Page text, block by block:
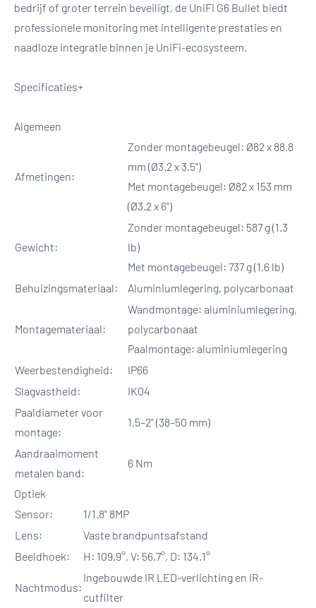
bedrijf of groter terrein beveiligt, de UniFi G6 Bullet biedt
professionele monitoring met intelligente prestaties en
naadloze integratie binnen je UniFi-ecosysteem.
Specificaties+
Algemeen
Afmetingen:
Zonder montagebeugel: Ø82 x 88.8
mm (Ø3.2 x 3.5")
Met montagebeugel: Ø82 x 153 mm
(Ø3.2 x 6")
Gewicht:
Zonder montagebeugel: 587 g (1.3
lb)
Met montagebeugel: 737 g (1.6 lb)
Behuizingsmateriaal:
Aluminiumlegering, polycarbonaat
Montagemateriaal:
Wandmontage: aluminiumlegering,
polycarbonaat
Paalmontage: aluminiumlegering
Weerbestendigheid:
IP66
Slagvastheid:
IK04
Paaldiameter voor
montage:
1.5–2" (38–50 mm)
Aandraaimoment
metalen band:
6 Nm
Optiek
Sensor:
1/1.8" 8MP
Lens:
Vaste brandpuntsafstand
Beeldhoek:
H: 109.9°, V: 56.7°, D: 134.1°
Nachtmodus:
Ingebouwde IR LED-verlichting en IR-
cutfilter